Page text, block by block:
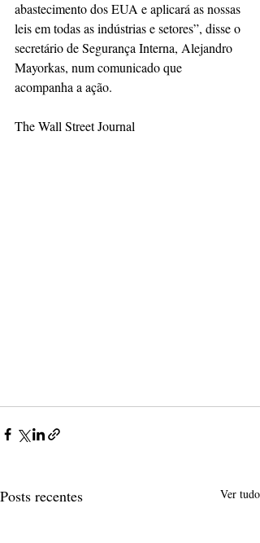
abastecimento dos EUA e aplicará as nossas
leis em todas as indústrias e setores”, disse o
secretário de Segurança Interna, Alejandro
Mayorkas, num comunicado que
acompanha a ação.
The Wall Street Journal
Posts recentes Ver tudo